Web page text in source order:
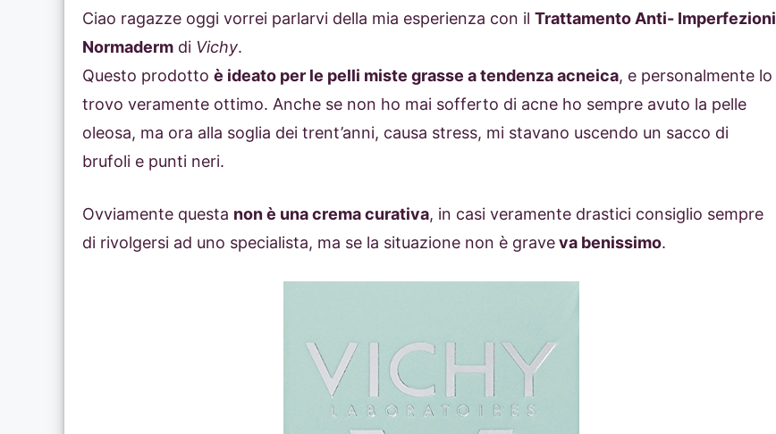
Ciao ragazze oggi vorrei parlarvi della mia esperienza con il Trattamento Anti- Imperfezioni
Normaderm di Vichy.
Questo prodotto è ideato per le pelli miste grasse a tendenza acneica, e personalmente lo
trovo veramente ottimo. Anche se non ho mai sofferto di acne ho sempre avuto la pelle
oleosa, ma ora alla soglia dei trent’anni, causa stress, mi stavano uscendo un sacco di
brufoli e punti neri.
Ovviamente questa non è una crema curativa, in casi veramente drastici consiglio sempre
di rivolgersi ad uno specialista, ma se la situazione non è graveva benissimo.